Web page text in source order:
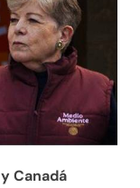
Canadá